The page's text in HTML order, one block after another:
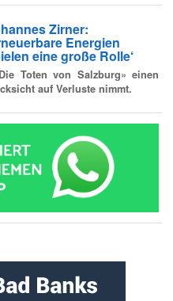
Zirner:
Energien
eine große Rolle‘
Toten von Salzburg» einen
auf Verluste nimmt.